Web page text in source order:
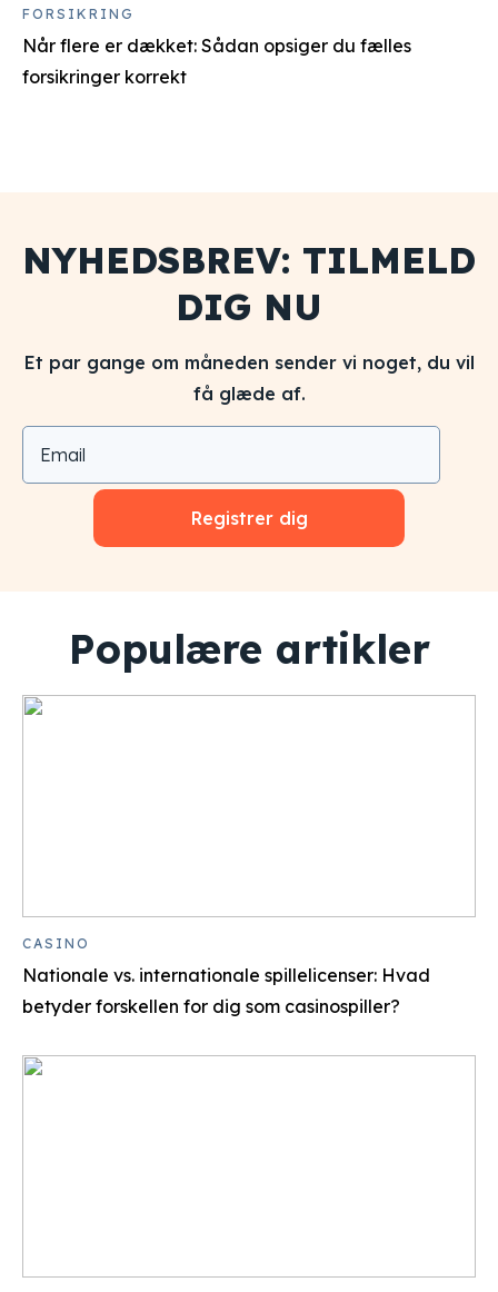
Når flere er dækket: Sådan opsiger du fælles
forsikringer korrekt
FORSIKRING
NYHEDSBREV: TILMELD
DIG NU
Et par gange om måneden sender vi noget, du vil
få glæde af.
Registrer dig
Populære artikler
Nationale vs. internationale spillelicenser: Hvad
betyder forskellen for dig som casinospiller?
CASINO